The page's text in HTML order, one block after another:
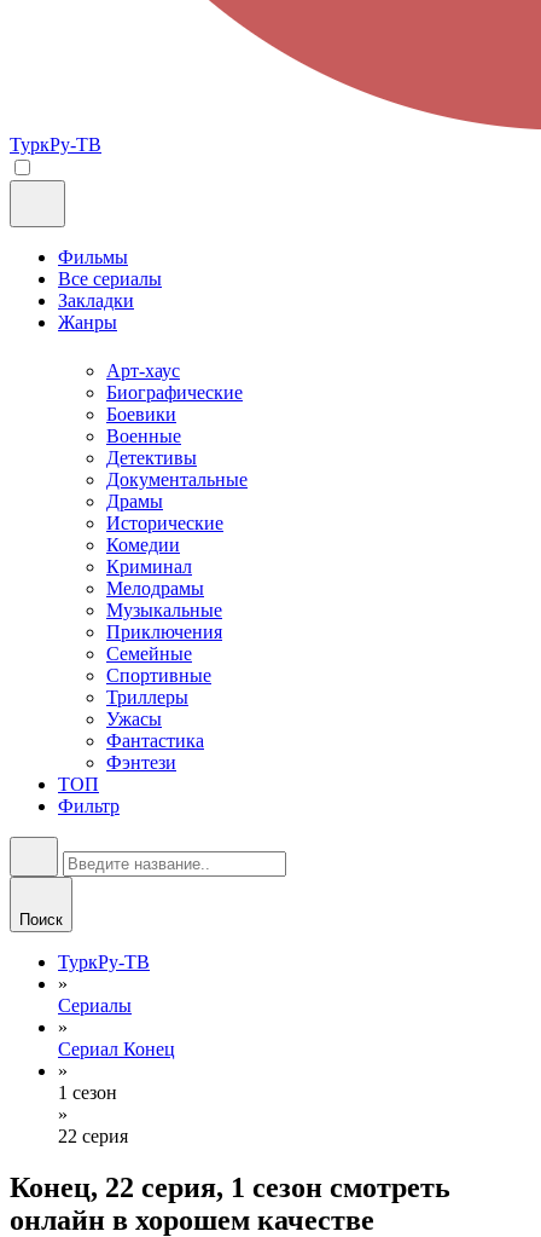
ТуркРу-ТВ
Фильмы
Все сериалы
Закладки
Жанры
Арт-хаус
Биографические
Боевики
Военные
Детективы
Документальные
Драмы
Исторические
Комедии
Криминал
Мелодрамы
Музыкальные
Приключения
Семейные
Спортивные
Триллеры
Ужасы
Фантастика
Фэнтези
ТОП
Фильтр
Поиск
ТуркРу-ТВ
»
Сериалы
»
Сериал Конец
»
1 сезон
»
22 серия
Конец, 22 серия, 1 сезон смотреть
онлайн в хорошем качестве